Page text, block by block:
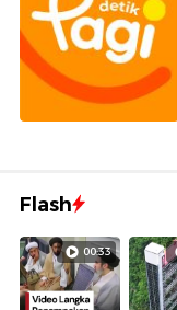
Flash
00:33